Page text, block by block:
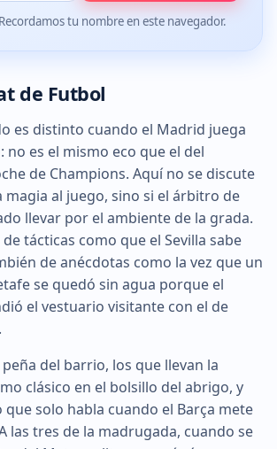
tu nombre en este navegador.
de Futbol
es distinto cuando el Madrid juega
no es el mismo eco que el del
de Champions. Aquí no se discute
magia al juego, sino si el árbitro de
llevar por el ambiente de la grada.
tácticas como que el Sevilla sabe
de anécdotas como la vez que un
se quedó sin agua porque el
el vestuario visitante con el de
del barrio, los que llevan la
clásico en el bolsillo del abrigo, y
que solo habla cuando el Barça mete
las tres de la madrugada, cuando se